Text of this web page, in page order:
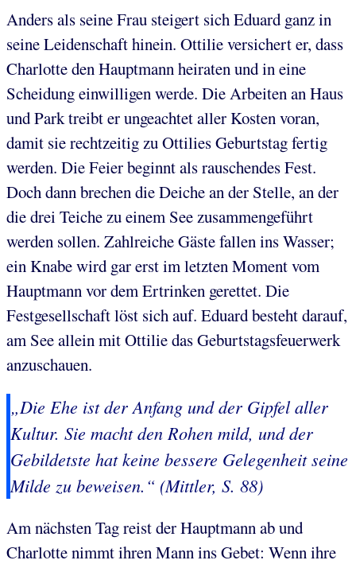
Anders als seine Frau steigert sich Eduard ganz in
seine Leidenschaft hinein. Ottilie versichert er, dass
Charlotte den Hauptmann heiraten und in eine
Scheidung einwilligen werde. Die Arbeiten an Haus
und Park treibt er ungeachtet aller Kosten voran,
damit sie rechtzeitig zu Ottilies Geburtstag fertig
werden. Die Feier beginnt als rauschendes Fest.
Doch dann brechen die Deiche an der Stelle, an der
die drei Teiche zu einem See zusammengeführt
werden sollen. Zahlreiche Gäste fallen ins Wasser;
ein Knabe wird gar erst im letzten Moment vom
Hauptmann vor dem Ertrinken gerettet. Die
Festgesellschaft löst sich auf. Eduard besteht darauf,
am See allein mit Ottilie das Geburtstagsfeuerwerk
anzuschauen.
„Die Ehe ist der Anfang und der Gipfel aller
Kultur. Sie macht den Rohen mild, und der
Gebildetste hat keine bessere Gelegenheit seine
Milde zu beweisen.“ (Mittler, S. 88)
Am nächsten Tag reist der Hauptmann ab und
Charlotte nimmt ihren Mann ins Gebet: Wenn ihre